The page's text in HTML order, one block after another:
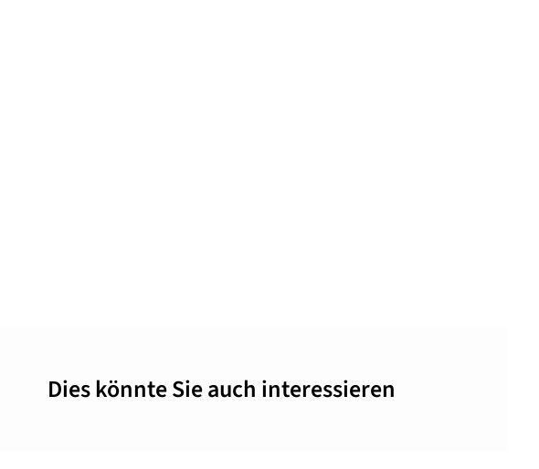
Dies könnte Sie auch interessieren